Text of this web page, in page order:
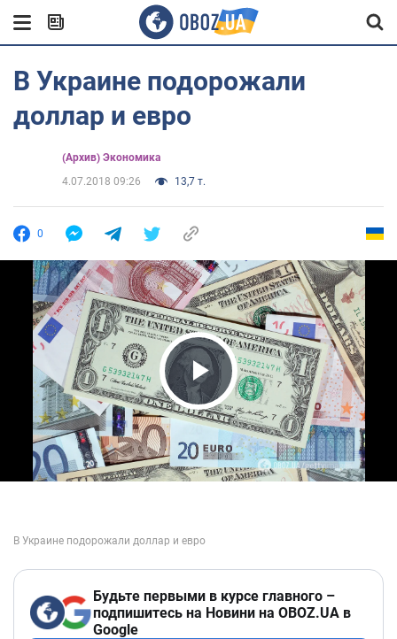
В Украине подорожали
доллар и евро
(Архив) Экономика
4.07.2018 09:26
13,7 т.
0
Play Video
Будьте первыми в курсе главного –
подпишитесь на Новини на OBOZ.UA в
Google